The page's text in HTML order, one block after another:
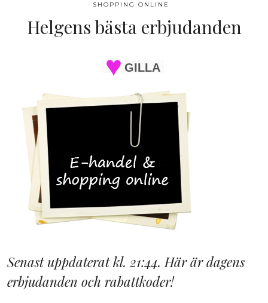
SHOPPING ONLINE
Helgens bästa erbjudanden
GILLA
Senast uppdaterat kl. 21:44. Här är dagens
erbjudanden och rabattkoder!